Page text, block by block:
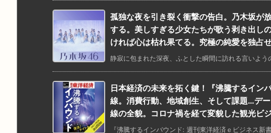
孤独な夜を引き裂く衝撃の告白。乃木坂が
する。美しすぎる少女たちが歌う剥き出し
ければ心は枯れ果てる。究極の純愛を独占せ
静寂に包まれた深夜、ふとした瞬間に訪れる言いよ
日本経済の未来を拓く鍵！『沸騰するイン
線。消費行動、地域創生、そして課題…デ
線の全貌。コロナ禍を経て変貌した観光ビ
『沸騰するインバウンド: 週刊東洋経済ｅビジネス新